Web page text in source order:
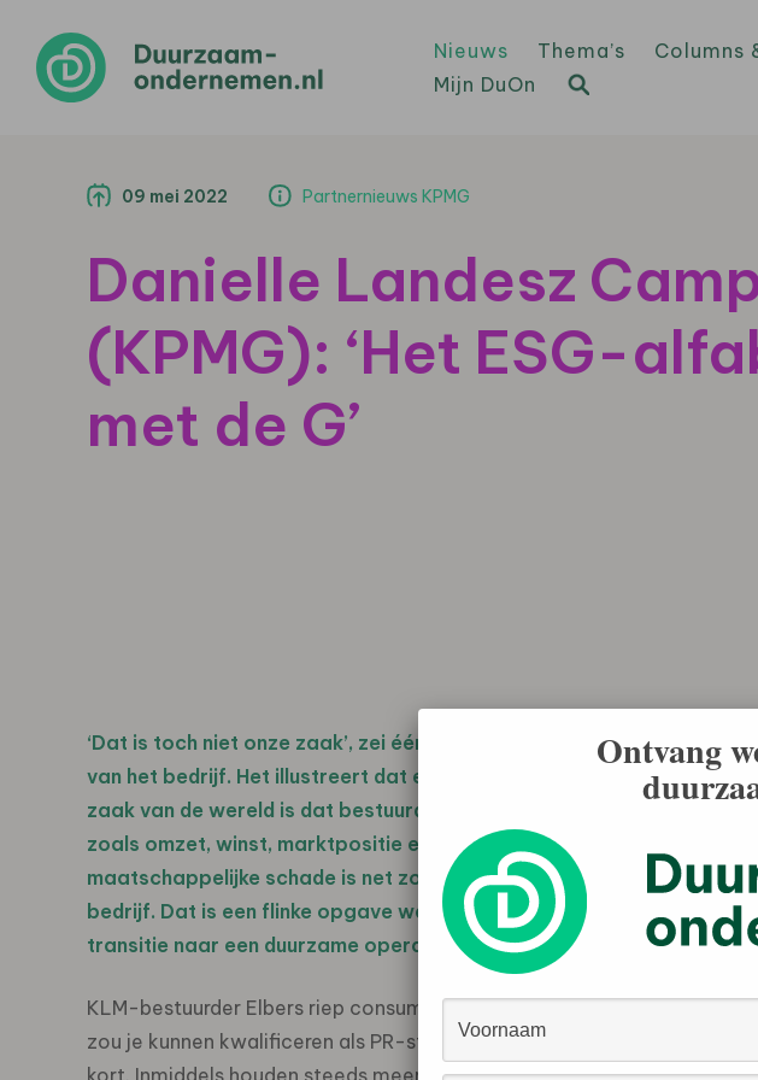
Nieuws Thema’s Columns
Mijn DuOn
09 mei 2022 Partnernieuws KPMG
Danielle Landesz
(KPMG): ‘Het ESG-
met de G’
‘Dat is toch niet onze zaak’, zei één van de commissarissen over
van het bedrijf. Het illustreert dat er nog flink wat water door de Rijn
zaak van de wereld is dat bestuurders zich niet alleen laten
zoals omzet, winst, marktpositie en klant- en
maatschappelijke schade is net zo goed een uitdaging die te
bedrijf. Dat is een flinke opgave waarbij het ESG-Alfabet echt met de
transitie naar een duurzame operatie gedoemd te mislukken.
KLM-bestuurder Elbers riep consumenten een paar jaar geleden al op
zou je kunnen kwalificeren als PR-stunt maar daarmee doe je de CEO
Ontvang